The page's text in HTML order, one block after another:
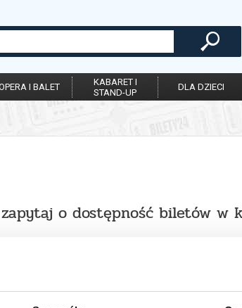
I BALET
KABARET I
STAND-UP
DLA DZIECI
o dostępność biletów w